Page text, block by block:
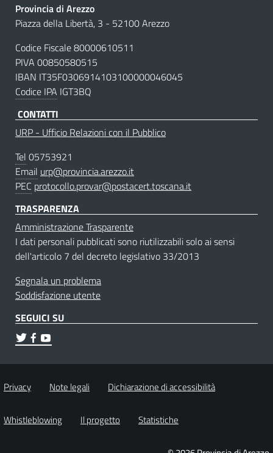
Provincia di Arezzo
Piazza della Libertà, 3 - 52100 Arezzo
Codice Fiscale 80000610511
PIVA 00850580515
IBAN IT35F0306914103100000046045
Codice IPA IGT3BQ
CONTATTI
URP - Ufficio Relazioni con il Pubblico
Tel 05753921
Email urp@provincia.arezzo.it
PEC protocollo.provar@postacert.toscana.it
TRASPARENZA
Amministrazione Trasparente
I dati personali pubblicati sono riutilizzabili solo ai sensi
dell'articolo 7 del decreto legislativo 33/2013
Segnala un problema
Soddisfazione utente
SEGUICI SU
Privacy Note legali Dichiarazione di accessibilità
Whistleblowing Il progetto Statistiche